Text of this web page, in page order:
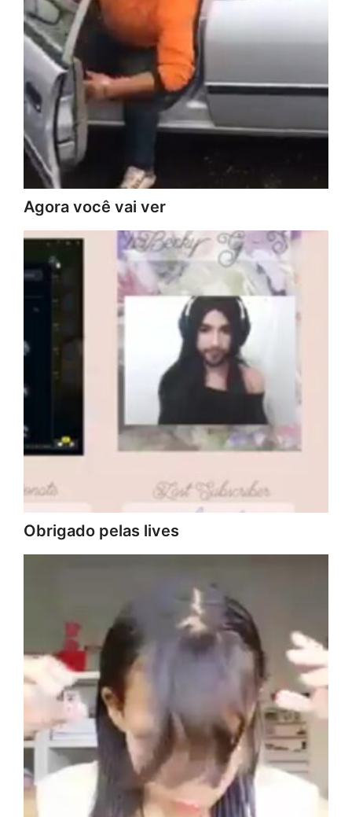
Agora você vai ver
Obrigado pelas lives